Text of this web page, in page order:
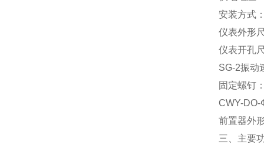
安装方式
仪表外形
仪表开孔
SG-2振动
固定螺钉
CWY-
前置器外
三、主要